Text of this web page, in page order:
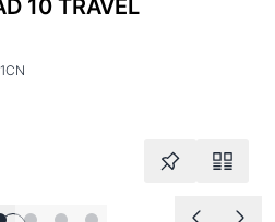
10 TRAVEL